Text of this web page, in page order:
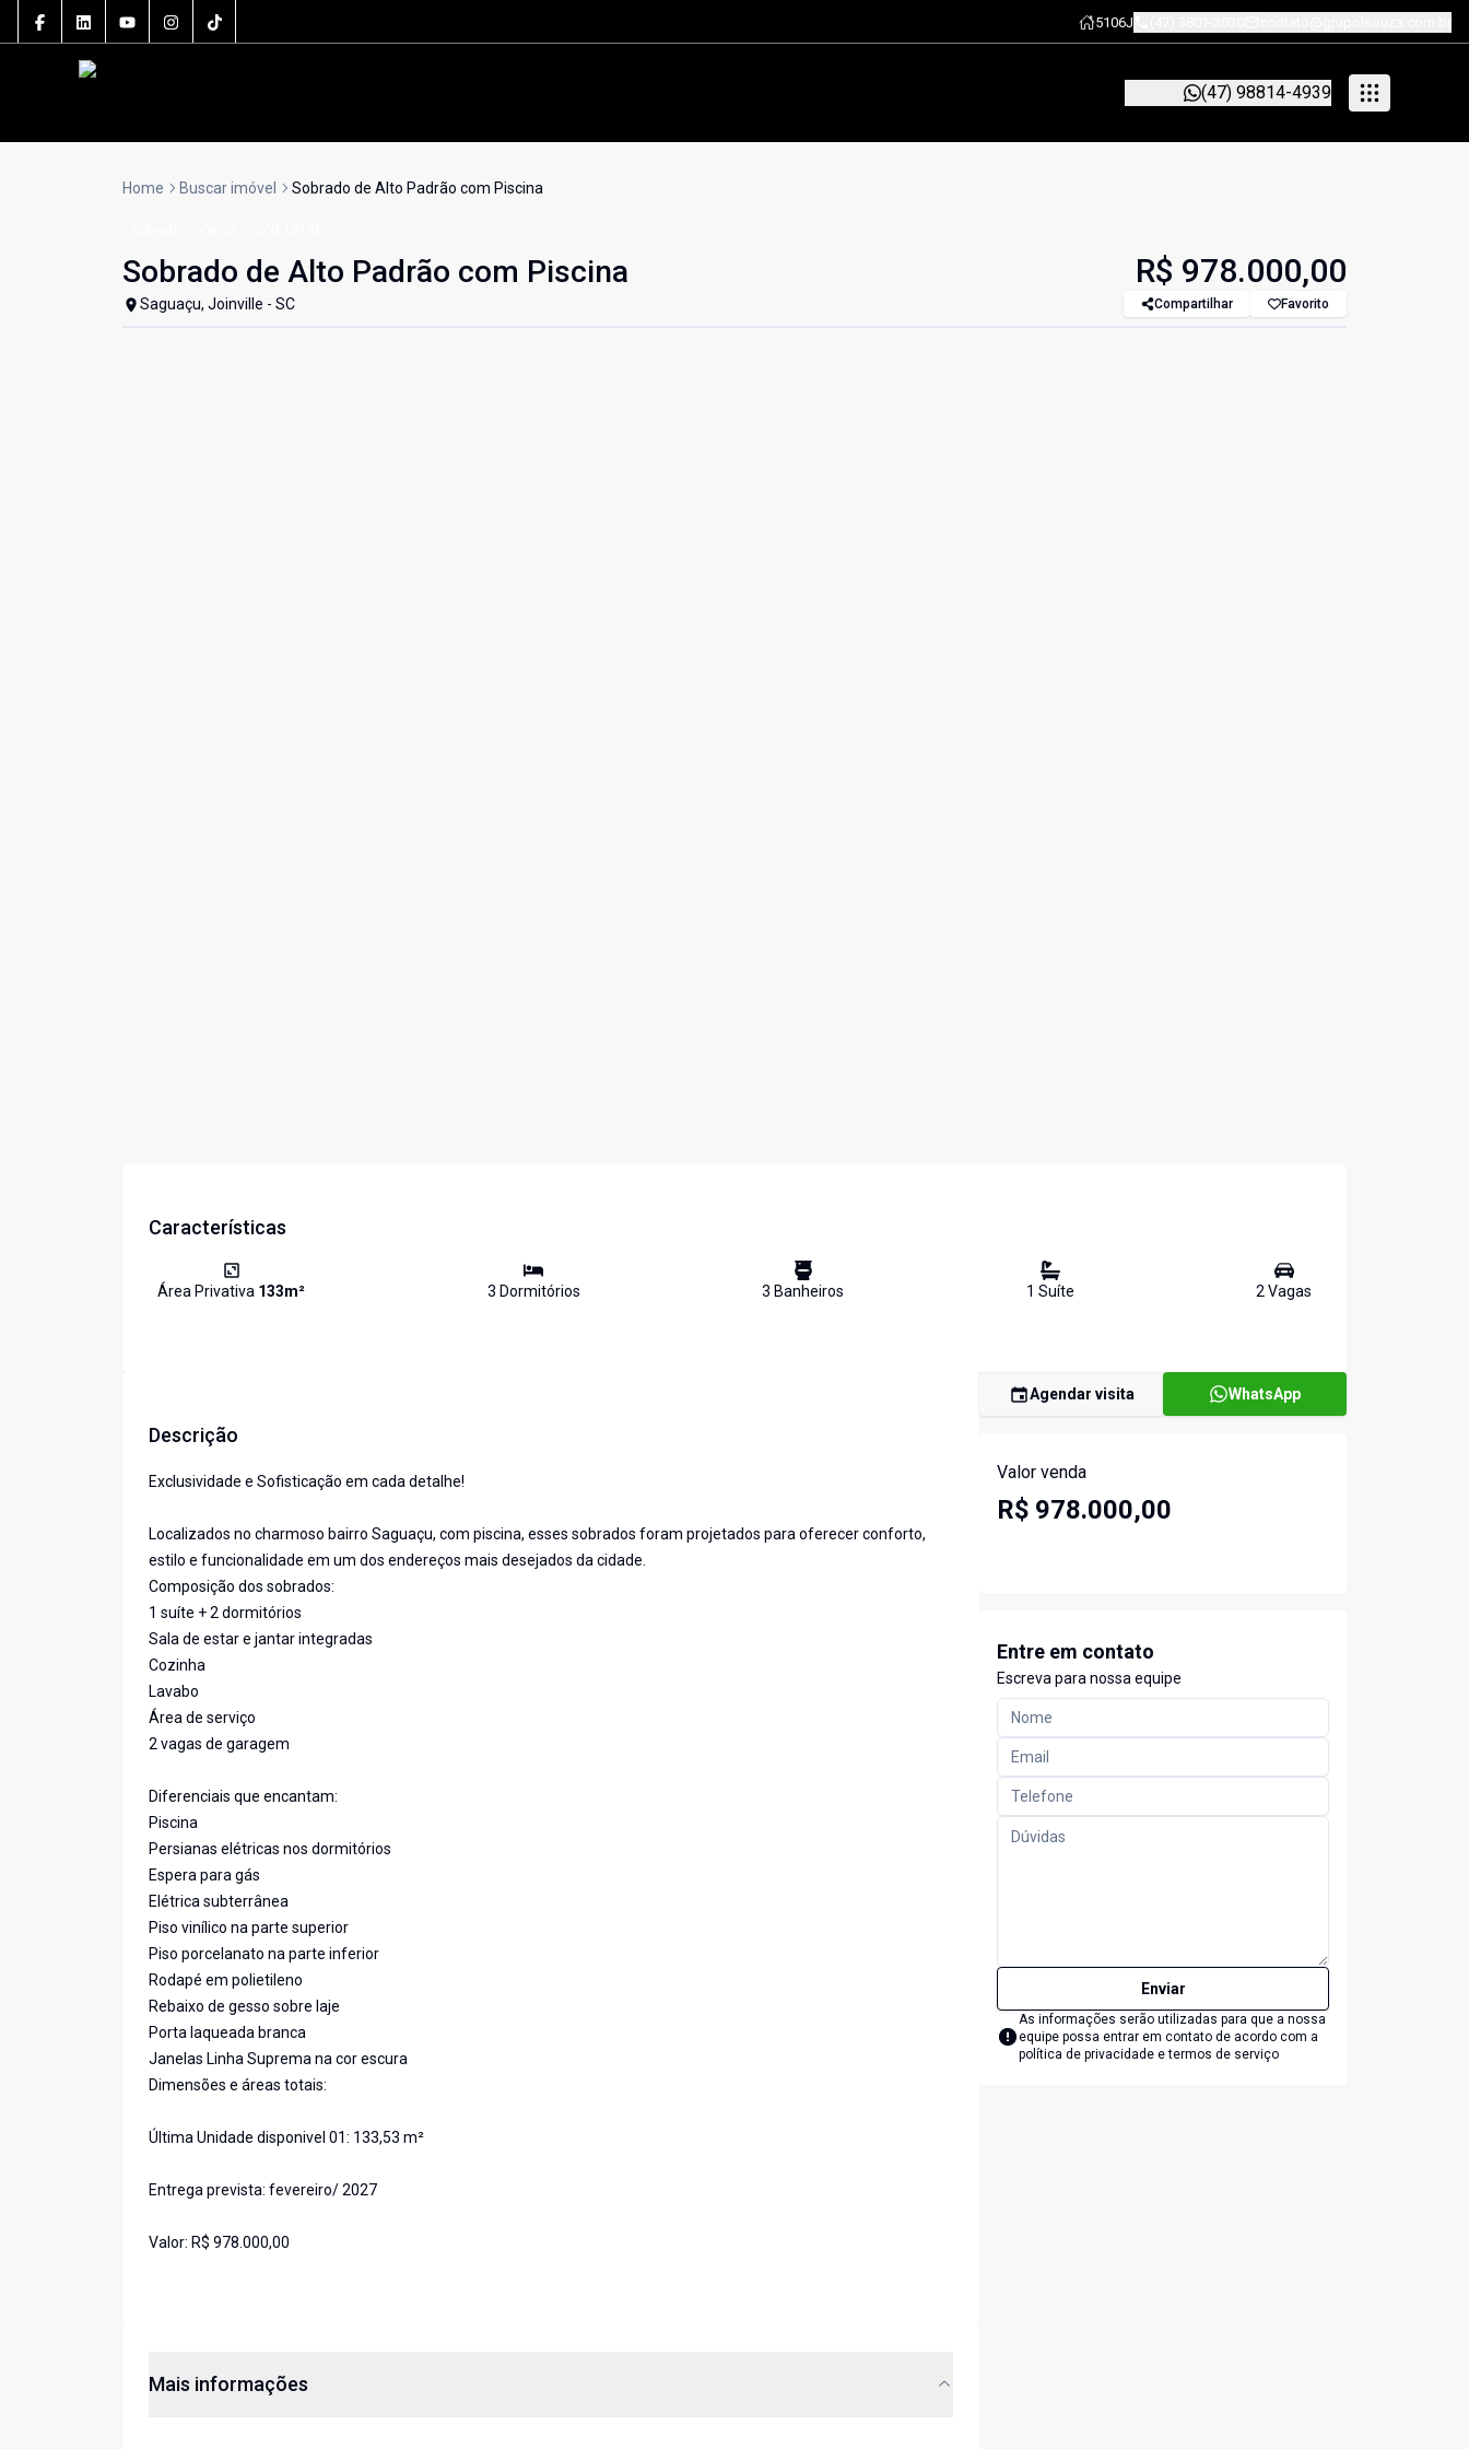
5106J
(47) 98814-4939
Home Buscar imóvel Sobrado de Alto Padrão com Piscina
Sobrado de Alto Padrão com Piscina
Saguaçu, Joinville - SC
R$ 978.000,00
Compartilhar Favorito
Características
Área Privativa 133m² 3 Dormitórios 3 Banheiros 1 Suíte 2Vagas
Descrição
Exclusividade e Sofisticação em cada detalhe!
Localizados no charmoso bairro Saguaçu, com piscina, esses sobrados foram projetados para oferecer conforto,
estilo e funcionalidade em um dos endereços mais desejados da cidade.
Composição dos sobrados:
1 suíte + 2 dormitórios
Sala de estar e jantar integradas
Cozinha
Lavabo
Área de serviço
2 vagas de garagem
Diferenciais que encantam:
Piscina
Persianas elétricas nos dormitórios
Espera para gás
Elétrica subterrânea
Piso vinílico na parte superior
Piso porcelanato na parte inferior
Rodapé em polietileno
Rebaixo de gesso sobre laje
Porta laqueada branca
Janelas Linha Suprema na cor escura
Dimensões e áreas totais:
Última Unidade disponivel 01: 133,53 m²
Entrega prevista: fevereiro/ 2027
Valor: R$ 978.000,00
Mais informações
Agendar visita WhatsApp
Valor venda
R$ 978.000,00
Entre em contato
Escreva para nossa equipe
Enviar
As informações serão utilizadas para que a nossa
equipe possa entrar em contato de acordo com a
política de privacidade e termos de serviço